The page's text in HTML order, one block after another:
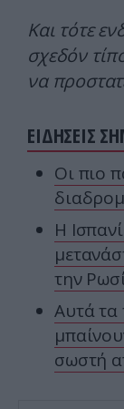
Και τότε
σχεδόν
να
ΕΙΔΗΣΕΙΣ
Οι πιο
Η
την
Αυτά τα
σωστή